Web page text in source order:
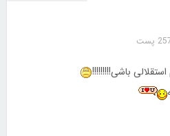
پست
باشی!!!!!!!!!